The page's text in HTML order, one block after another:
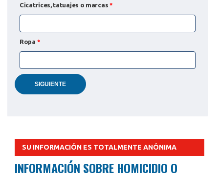
Cicatrices, tatuajes o marcas *
Ropa *
SIGUIENTE
SU INFORMACIÓN ES TOTALMENTE ANÓNIMA
INFORMACIÓN SOBRE HOMICIDIO O